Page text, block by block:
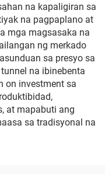
na kapaligiran sa
na pagpaplano at
mga magsasaka na
ng merkado
sa presyo sa
na ibinebenta
on investment sa
at mapabuti ang
sa tradisyonal na